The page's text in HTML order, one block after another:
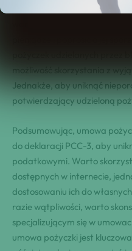
konsekwencji prawnych.Jeśli
możliwość skorzystania z
Jednakże, aby uniknąć
potwierdzający udzieloną
Podsumowując, umowa
do deklaracji PCC-3, aby
podatkowymi. Warto
dostępnych w internecie,
dostosowaniu ich do
razie wątpliwości, warto
specjalizującym się w
umowa pożyczki jest